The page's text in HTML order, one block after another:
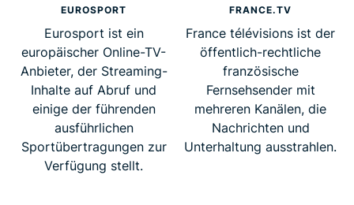
EUROSPORT
Eurosport ist ein
europäischer Online-TV-
Anbieter, der Streaming-
Inhalte auf Abruf und
einige der führenden
ausführlichen
Sportübertragungen zur
Verfügung stellt.
FRANCE.TV
France télévisions ist der
öffentlich-rechtliche
französische
Fernsehsender mit
mehreren Kanälen, die
Nachrichten und
Unterhaltung ausstrahlen.